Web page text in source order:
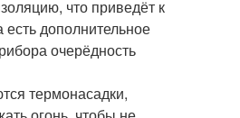
что приведёт к
дополнительное
очерёдность
термонасадки,